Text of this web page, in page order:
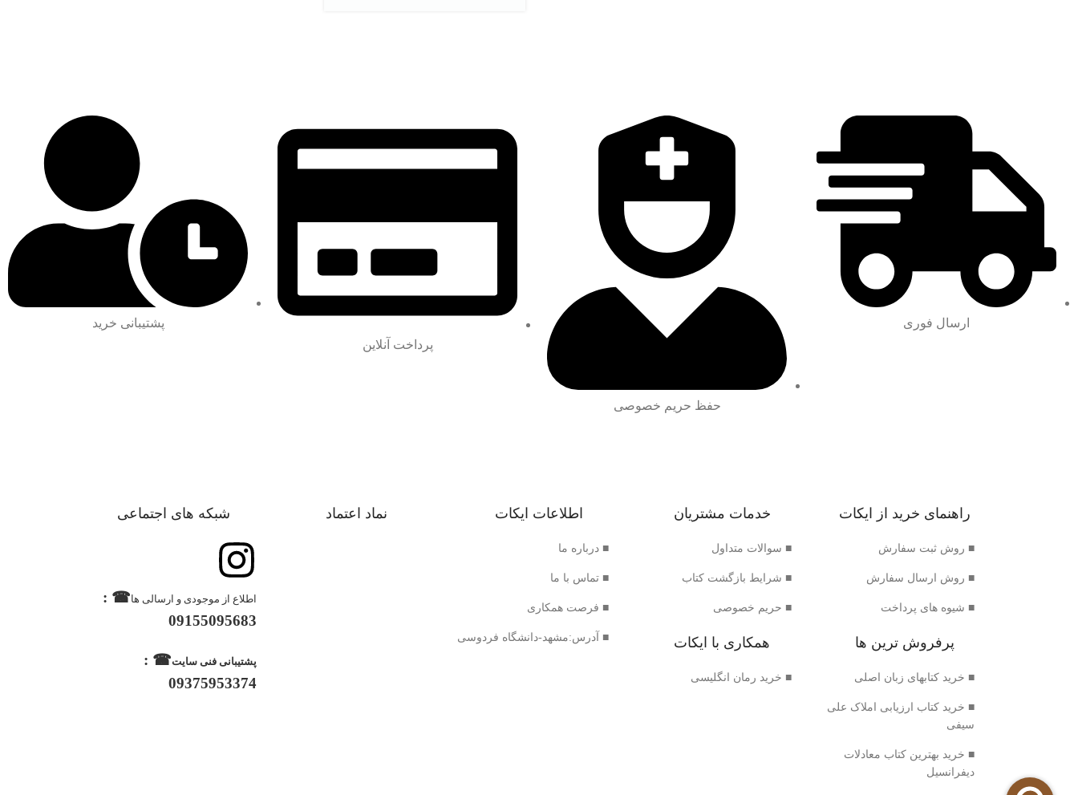
ارسال فوری
حفظ حریم خصوصی
پرداخت آنلاین
پشتیبانی خرید
راهنمای خرید از ایکات
■ روش ثبت سفارش
■ روش ارسال سفارش
■ شیوه های پرداخت
پرفروش ترین ها
■ خرید کتابهای زبان اصلی
■ خرید کتاب ارزیابی املاک علی
سیفی
■ خرید بهترین کتاب معادلات
دیفرانسیل
خدمات مشتریان
■ سوالات متداول
■ شرایط بازگشت کتاب
■ حریم خصوصی
همکاری با ایکات
■ خرید رمان انگلیسی
اطلاعات ایکات
■ درباره ما
■ تماس با ما
■ فرصت همکاری
■ آدرس:مشهد-دانشگاه فردوسی
نماد اعتماد شبکه های اجتماعی
اطلاع از موجودی و ارسالی ها☎ :
09155095683
پشتیبانی فنی سایت☎ :
09375953374